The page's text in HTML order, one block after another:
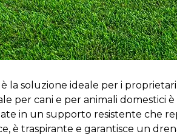
la soluzione ideale per i
per cani e per animali domestici
in un supporto resistente che
è traspirante e garantisce un